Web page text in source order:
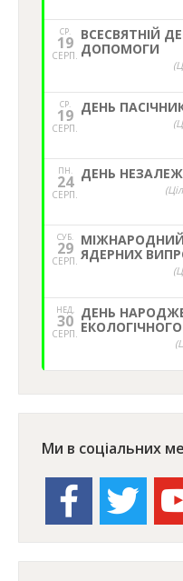
СР.
19
СЕРП.
ВСЕСВЯТНІЙ
ДОПОМОГИ
СР.
19
СЕРП.
ДЕНЬ
ПН.
24
СЕРП.
ДЕНЬ
СУБ.
29
СЕРП. ЯДЕРНИХ
НЕД,
30
СЕРП.
ДЕНЬ
Ми в соціальних
facebook twitter